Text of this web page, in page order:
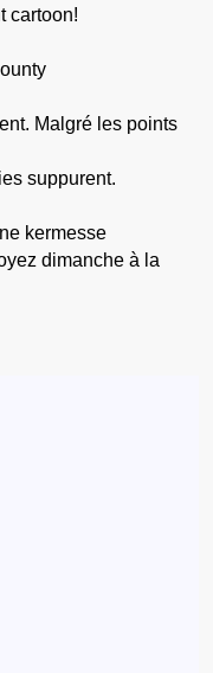
cartoon!
Malgré les points
suppurent.
kermesse
dimanche à la